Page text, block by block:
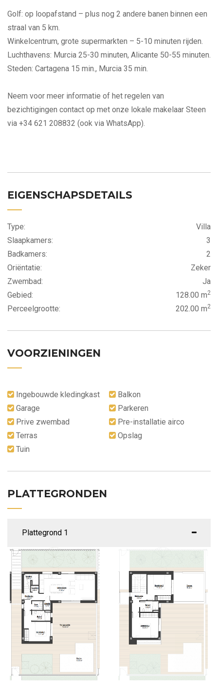
Golf: op loopafstand – plus nog 2 andere banen binnen een
straal van 5 km.
Winkelcentrum, grote supermarkten – 5-10 minuten rijden.
Luchthavens: Murcia 25-30 minuten, Alicante 50-55 minuten.
Steden: Cartagena 15 min., Murcia 35 min.
Neem voor meer informatie of het regelen van
bezichtigingen contact op met onze lokale makelaar Steen
via +34 621 208832 (ook via WhatsApp).
EIGENSCHAPSDETAILS
Type:
Villa
Slaapkamers:
3
Badkamers:
2
Oriëntatie:
Zeker
Zwembad:
Ja
Gebied:
128.00 m2
Perceelgrootte: 202.00 m2
VOORZIENINGEN
Ingebouwde kledingkast
Balkon
Garage
Parkeren
Prive zwembad
Pre-installatie airco
Terras
Opslag
Tuin
PLATTEGRONDEN
Plattegrond 1